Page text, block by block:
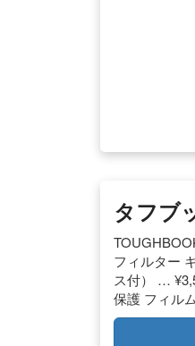
タフブ
フィルター
ス付） …
保護 フィル